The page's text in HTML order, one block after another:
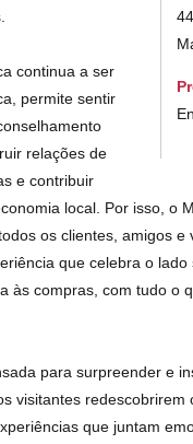
continua a ser
permite sentir
relações de
e contribuir
local. Por isso, o
os clientes, amigos e
que celebra o lado
às compras, com tudo o
para surpreender e
visitantes redescobrirem
que juntam